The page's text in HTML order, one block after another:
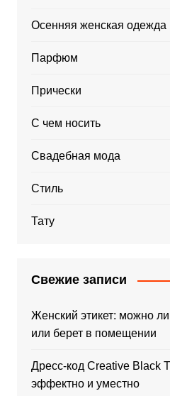
Осенняя женская одежда
Парфюм
Прически
С чем носить
Свадебная мода
Стиль
Тату
Свежие записи
Женский этикет: можно
или берет в помещении
Дресс-код Creative Black
эффектно и уместно